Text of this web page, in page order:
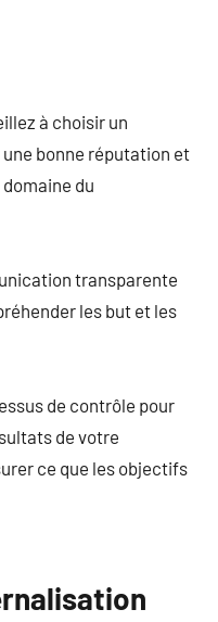
à choisir un
bonne réputation et
du
transparente
les but et les
de contrôle pour
de votre
ce que les objectifs